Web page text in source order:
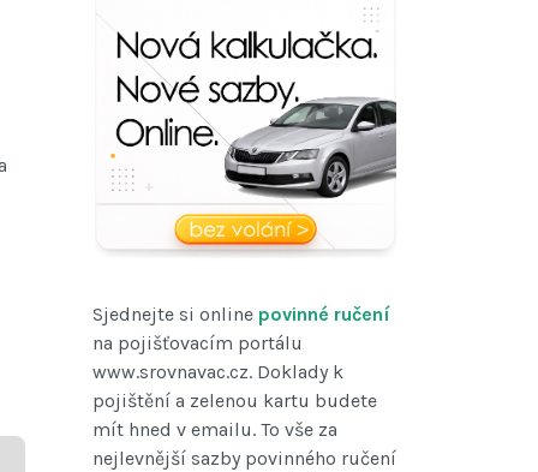
Sjednejte si online povinné ručení
na pojišťovacím portálu
www.srovnavac.cz. Doklady k
pojištění a zelenou kartu budete
mít hned v emailu. To vše za
nejlevnější sazby povinného ručení